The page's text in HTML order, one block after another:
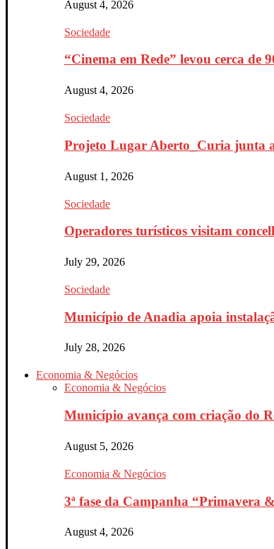
August 4, 2026
Sociedade
“Cinema em Rede” levou cerca de
August 4, 2026
Sociedade
Projeto Lugar Aberto_Curia junta
August 1, 2026
Sociedade
Operadores turísticos visitam
July 29, 2026
Sociedade
Município de Anadia apoia
July 28, 2026
Economia & Negócios
Economia & Negócios
Município avança com criação do
August 5, 2026
Economia & Negócios
3ª fase da Campanha “Primavera
August 4, 2026